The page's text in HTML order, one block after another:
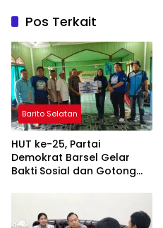
Pos Terkait
Barito Selatan
HUT ke-25, Partai
Demokrat Barsel Gelar
Bakti Sosial dan Gotong
Ashfiya